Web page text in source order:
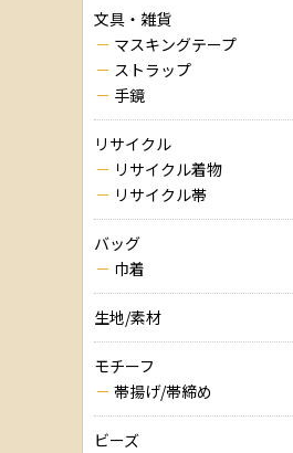
文具・雑貨
マスキングテープ
ストラップ
手鏡
リサイクル
リサイクル着物
リサイクル帯
バッグ
巾着
生地/素材
モチーフ
帯揚げ/帯締め
ビーズ